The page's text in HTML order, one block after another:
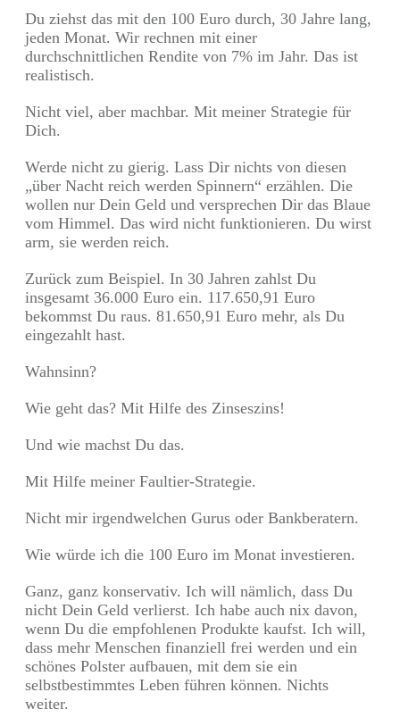
Du ziehst das mit den 100 Euro durch, 30 Jahre lang,
jeden Monat. Wir rechnen mit einer
durchschnittlichen Rendite von 7% im Jahr. Das ist
realistisch.
Nicht viel, aber machbar. Mit meiner Strategie für
Dich.
Werde nicht zu gierig. Lass Dir nichts von diesen
„über Nacht reich werden Spinnern“ erzählen. Die
wollen nur Dein Geld und versprechen Dir das Blaue
vom Himmel. Das wird nicht funktionieren. Du wirst
arm, sie werden reich.
Zurück zum Beispiel. In 30 Jahren zahlst Du
insgesamt 36.000 Euro ein. 117.650,91 Euro
bekommst Du raus. 81.650,91 Euro mehr, als Du
eingezahlt hast.
Wahnsinn?
Wie geht das? Mit Hilfe des Zinseszins!
Und wie machst Du das.
Mit Hilfe meiner Faultier-Strategie.
Nicht mir irgendwelchen Gurus oder Bankberatern.
Wie würde ich die 100 Euro im Monat investieren.
Ganz, ganz konservativ. Ich will nämlich, dass Du
nicht Dein Geld verlierst. Ich habe auch nix davon,
wenn Du die empfohlenen Produkte kaufst. Ich will,
dass mehr Menschen finanziell frei werden und ein
schönes Polster aufbauen, mit dem sie ein
selbstbestimmtes Leben führen können. Nichts
weiter.